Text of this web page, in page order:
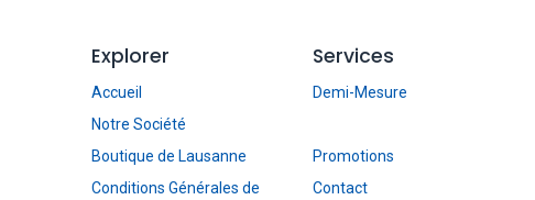
Explorer
Accueil
Notre Société
Boutique de Lausanne
Conditions Générales de
Services
Demi-Mesure
Promotions
Contact